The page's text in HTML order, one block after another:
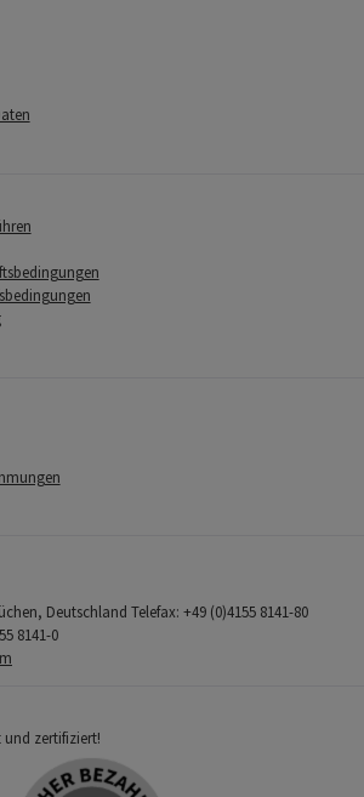
Deutschland Telefax: +49 (0)4155 8141-80
8141-0
und zertifiziert!